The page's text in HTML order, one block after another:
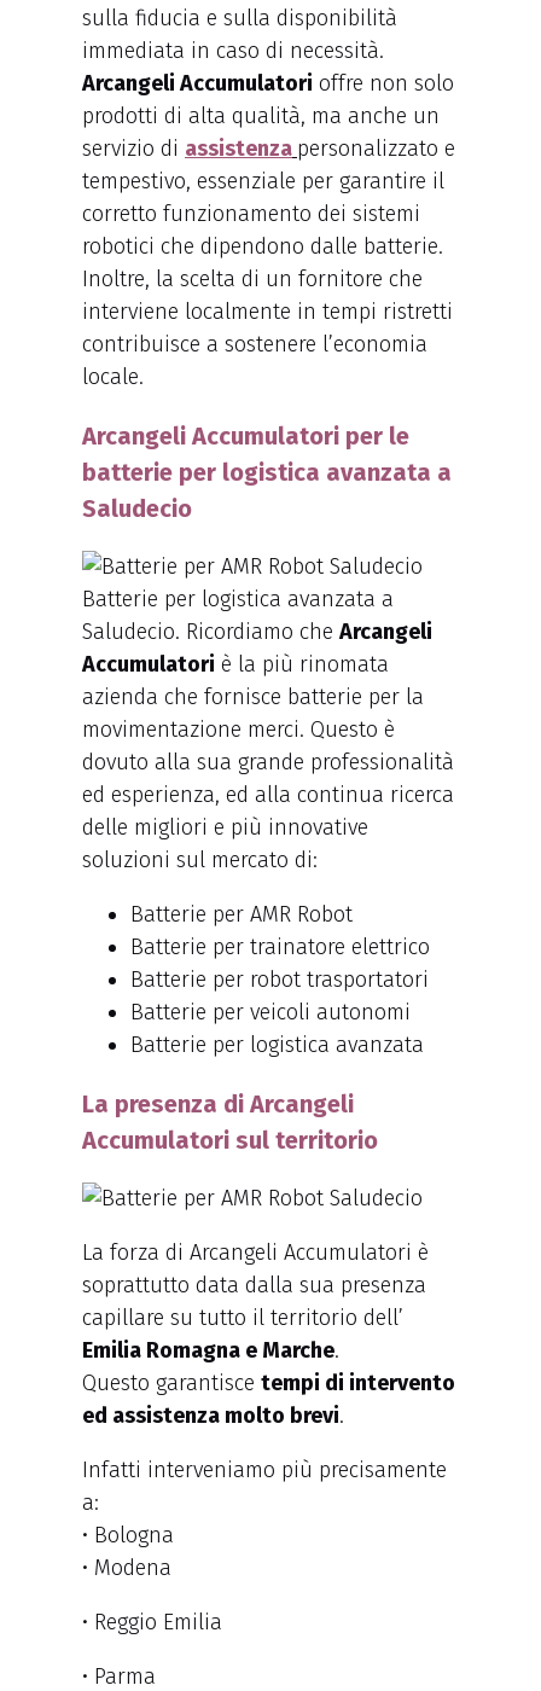
sulla fiducia e sulla disponibilità
immediata in caso di necessità.
Arcangeli Accumulatori offre non solo
prodotti di alta qualità, ma anche un
servizio di assistenza personalizzato e
tempestivo, essenziale per garantire il
corretto funzionamento dei sistemi
robotici che dipendono dalle batterie.
Inoltre, la scelta di un fornitore che
interviene localmente in tempi ristretti
contribuisce a sostenere l’economia
locale.
Arcangeli Accumulatori per le
batterie per logistica avanzata a
Saludecio
Batterie per logistica avanzata a
Saludecio. Ricordiamo che Arcangeli
Accumulatori è la più rinomata
azienda che fornisce batterie per la
movimentazione merci. Questo è
dovuto alla sua grande professionalità
ed esperienza, ed alla continua ricerca
delle migliori e più innovative
soluzioni sul mercato di:
Batterie per AMR Robot
Batterie per trainatore elettrico
Batterie per robot trasportatori
Batterie per veicoli autonomi
Batterie per logistica avanzata
La presenza di Arcangeli
Accumulatori sul territorio
La forza di Arcangeli Accumulatori è
soprattutto data dalla sua presenza
capillare su tutto il territorio dell’
Emilia Romagna e Marche.
Questo garantisce tempi di intervento
ed assistenza molto brevi.
Infatti interveniamo più precisamente
a:
• Bologna
• Modena
• Reggio Emilia
• Parma